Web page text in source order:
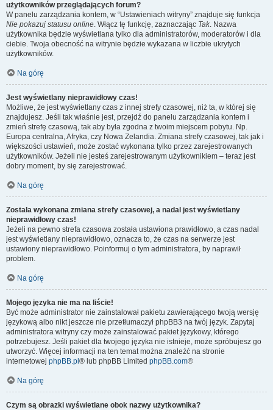
użytkowników przeglądających forum?
W panelu zarządzania kontem, w “Ustawieniach witryny” znajduje się funkcja
Nie pokazuj statusu online. Włącz tę funkcję, zaznaczając Tak. Nazwa
użytkownika będzie wyświetlana tylko dla administratorów, moderatorów i dla
ciebie. Twoja obecność na witrynie będzie wykazana w liczbie ukrytych
użytkowników.
Na górę
Jest wyświetlany nieprawidłowy czas!
Możliwe, że jest wyświetlany czas z innej strefy czasowej, niż ta, w której się
znajdujesz. Jeśli tak właśnie jest, przejdź do panelu zarządzania kontem i
zmień strefę czasową, tak aby była zgodna z twoim miejscem pobytu. Np.
Europa centralna, Afryka, czy Nowa Zelandia. Zmiana strefy czasowej, tak jak i
większości ustawień, może zostać wykonana tylko przez zarejestrowanych
użytkowników. Jeżeli nie jesteś zarejestrowanym użytkownikiem – teraz jest
dobry moment, by się zarejestrować.
Na górę
Została wykonana zmiana strefy czasowej, a nadal jest wyświetlany
nieprawidłowy czas!
Jeżeli na pewno strefa czasowa została ustawiona prawidłowo, a czas nadal
jest wyświetlany nieprawidłowo, oznacza to, że czas na serwerze jest
ustawiony nieprawidłowo. Poinformuj o tym administratora, by naprawił
problem.
Na górę
Mojego języka nie ma na liście!
Być może administrator nie zainstalował pakietu zawierającego twoją wersję
językową albo nikt jeszcze nie przetłumaczył phpBB3 na twój język. Zapytaj
administratora witryny czy może zainstalować pakiet językowy, którego
potrzebujesz. Jeśli pakiet dla twojego języka nie istnieje, może spróbujesz go
utworzyć. Więcej informacji na ten temat można znaleźć na stronie
internetowej phpBB.pl ® lub phpBB Limited phpBB.com®
Na górę
Czym są obrazki wyświetlane obok nazwy użytkownika?